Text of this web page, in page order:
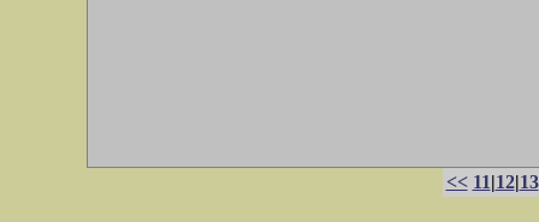
<< 11|12|13